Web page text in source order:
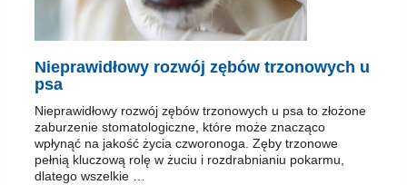
Nieprawidłowy rozwój zębów trzonowych u
psa
Nieprawidłowy rozwój zębów trzonowych u psa to złożone
zaburzenie stomatologiczne, które może znacząco
wpłynąć na jakość życia czworonoga. Zęby trzonowe
pełnią kluczową rolę w żuciu i rozdrabnianiu pokarmu,
dlatego wszelkie …